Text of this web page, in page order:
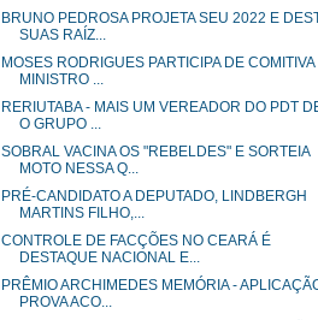
BRUNO PEDROSA PROJETA SEU 2022 E
SUAS RAÍZ...
MOSES RODRIGUES PARTICIPA DE COMITIVA
MINISTRO ...
RERIUTABA - MAIS UM VEREADOR DO PDT
O GRUPO ...
SOBRAL VACINA OS "REBELDES" E SORTEIA
MOTO NESSA Q...
PRÉ-CANDIDATO A DEPUTADO, LINDBERGH
MARTINS FILHO,...
CONTROLE DE FACÇÕES NO CEARÁ É
DESTAQUE NACIONAL E...
PRÊMIO ARCHIMEDES MEMÓRIA -
PROVA ACO...